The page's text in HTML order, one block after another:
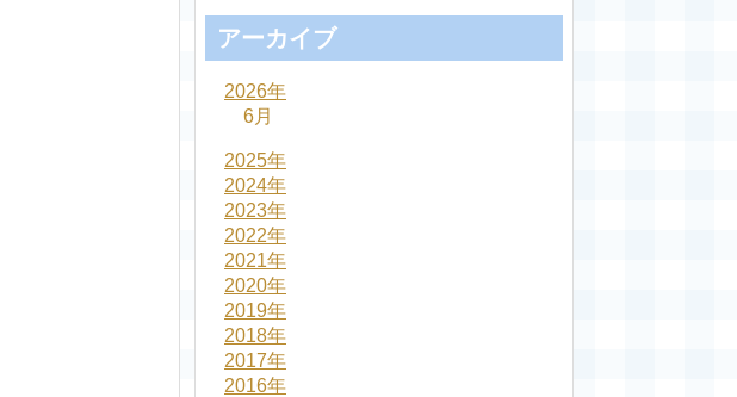
アーカイブ
2026年
6月
2025年
2024年
2023年
2022年
2021年
2020年
2019年
2018年
2017年
2016年